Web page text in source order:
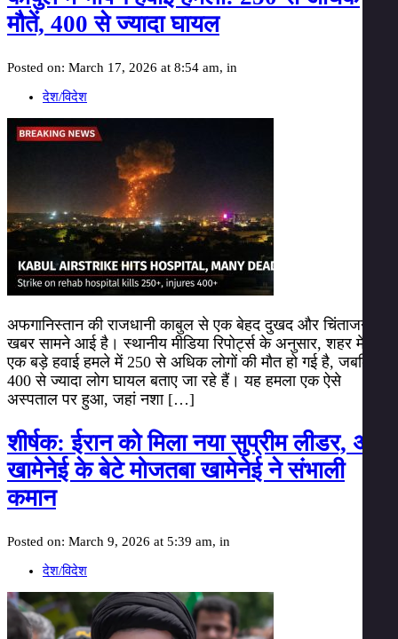
मौतें, 400 से ज्यादा घायल
Posted on: March 17, 2026 at 8:54 am, in
देश/विदेश
अफगानिस्तान की राजधानी काबुल से एक बेहद दुखद और चिंताजनक
खबर सामने आई है। स्थानीय मीडिया रिपोर्ट्स के अनुसार, शहर में हुए
एक बड़े हवाई हमले में 250 से अधिक लोगों की मौत हो गई है, जबकि
400 से ज्यादा लोग घायल बताए जा रहे हैं। यह हमला एक ऐसे
अस्पताल पर हुआ, जहां नशा […]
शीर्षक: ईरान को मिला नया सुप्रीम लीडर, अली
खामेनेई के बेटे मोजतबा खामेनेई ने संभाली
कमान
Posted on: March 9, 2026 at 5:39 am, in
देश/विदेश